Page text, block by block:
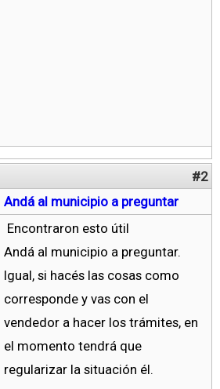
#2
Andá al municipio a preguntar
Encontraron esto útil
Andá al municipio a preguntar.
Igual, si hacés las cosas como
corresponde y vas con el
vendedor a hacer los trámites, en
el momento tendrá que
regularizar la situación él.